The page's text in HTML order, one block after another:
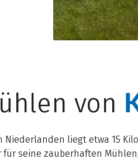
von
Niederlanden liegt etwa 15
seine zauberhaften Mühlen,